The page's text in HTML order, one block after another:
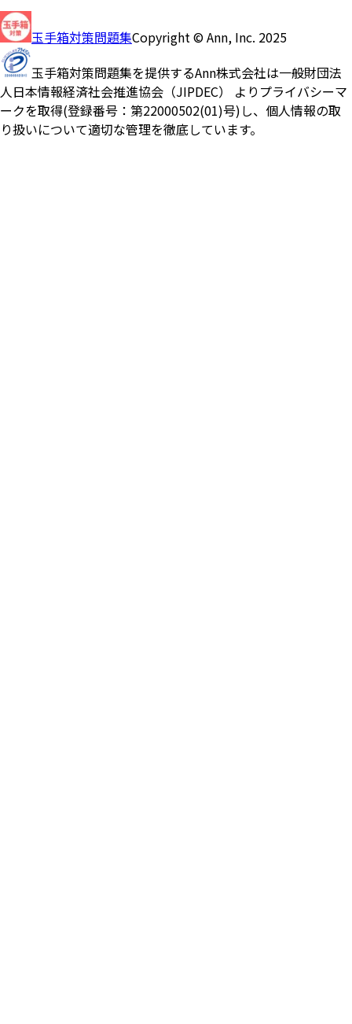
玉手箱対策問題集Copyright © Ann, Inc. 2025
玉手箱対策問題集を提供するAnn株式会社は一般財団法
人日本情報経済社会推進協会（JIPDEC） よりプライバシーマ
ークを取得(登録番号：第22000502(01)号)し、個人情報の取
り扱いについて適切な管理を徹底しています。